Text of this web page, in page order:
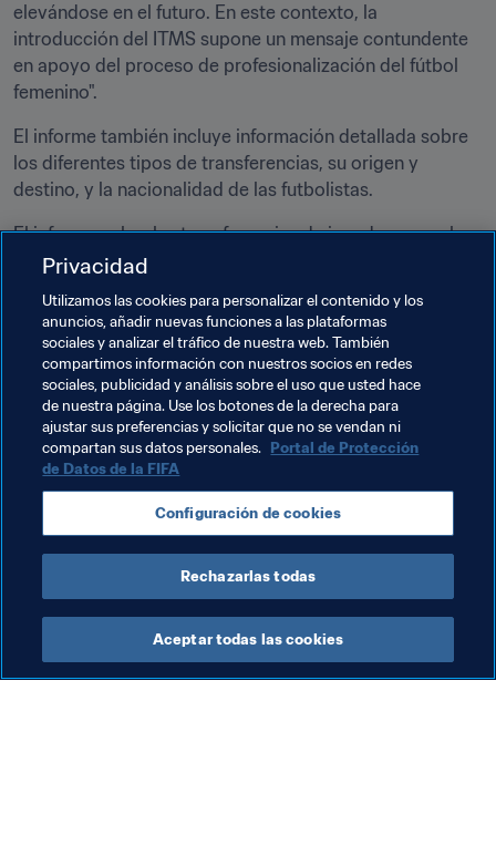
elevándose en el futuro. En este contexto, la
introducción del ITMS supone un mensaje contundente
en apoyo del proceso de profesionalización del fútbol
femenino".
El informe también incluye información detallada sobre
los diferentes tipos de transferencias, su origen y
destino, y la nacionalidad de las futbolistas.
El informe sobre las transferencias de jugadoras en el
ITMS puede descargarse gratuitamente aquí.
Los datos publicados se han extraído del ITMS, utilizado
por las 211 federaciones miembro de la FIFA y más de
7500 clubes profesionales de fútbol de todo el planeta
para gestionar los traspasos transnacionales de
futbolistas profesionales.
Temas relacionados
Organización
Privacidad
Utilizamos las cookies para personalizar el contenido y los
anuncios, añadir nuevas funciones a las plataformas
sociales y analizar el tráfico de nuestra web. También
compartimos información con nuestros socios en redes
sociales, publicidad y análisis sobre el uso que usted hace
de nuestra página. Use los botones de la derecha para
ajustar sus preferencias y solicitar que no se vendan ni
compartan sus datos personales. Portal de Protección
de Datos de la FIFA
Configuración de cookies
Rechazarlas todas
Aceptar todas las cookies